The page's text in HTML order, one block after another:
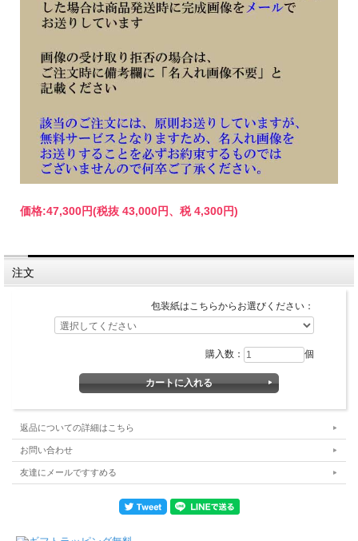
価格:47,300円(税抜 43,000円、税 4,300円)
注文
包装紙はこちらからお選びください：
購入数： 個
返品についての詳細はこちら
お問い合わせ
友達にメールですすめる